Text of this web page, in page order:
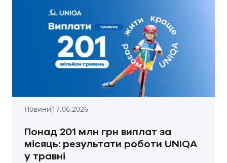
Новини17.06.2026
Понад 201 млн грн виплат за
місяць: результати роботи UNIQA
у травні